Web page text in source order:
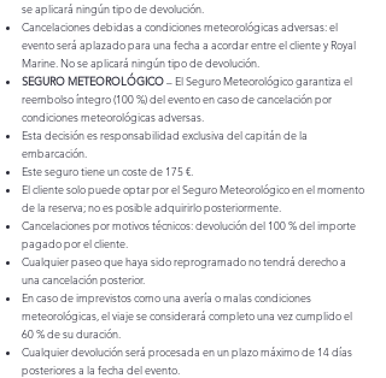
se aplicará ningún tipo de devolución.
Cancelaciones debidas a condiciones meteorológicas adversas: el
evento será aplazado para una fecha a acordar entre el cliente y Royal
Marine. No se aplicará ningún tipo de devolución.
SEGURO METEOROLÓGICO– El Seguro Meteorológico garantiza el
reembolso íntegro (100 %) del evento en caso de cancelación por
condiciones meteorológicas adversas.
Esta decisión es responsabilidad exclusiva del capitán de la
embarcación.
Este seguro tiene un coste de 175 €.
El cliente solo puede optar por el Seguro Meteorológico en el momento
de la reserva; no es posible adquirirlo posteriormente.
Cancelaciones por motivos técnicos: devolución del 100 % del importe
pagado por el cliente.
Cualquier paseo que haya sido reprogramado no tendrá derecho a
una cancelación posterior.
En caso de imprevistos como una avería o malas condiciones
meteorológicas, el viaje se considerará completo una vez cumplido el
60 % de su duración.
Cualquier devolución será procesada en un plazo máximo de 14 días
posteriores a la fecha del evento.